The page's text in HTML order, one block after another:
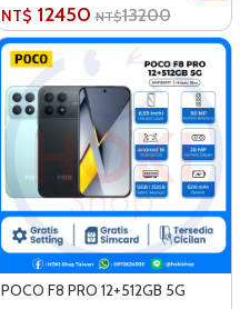
NT$ 12450 NT$13200
POCO F8 PRO 12+512GB 5G